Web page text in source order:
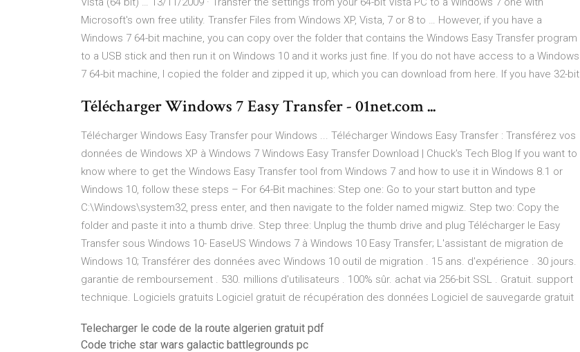
Microsoft's own free utility. Transfer Files from Windows XP, Vista, 7 or 8 to … However, if you have a
Windows 7 64-bit machine, you can copy over the folder that contains the Windows Easy Transfer program
to a USB stick and then run it on Windows 10 and it works just fine. If you do not have access to a Windows
7 64-bit machine, I copied the folder and zipped it up, which you can download from here. If you have 32-bit
Télécharger Windows 7 Easy Transfer - 01net.com ...
Télécharger Windows Easy Transfer pour Windows ... Télécharger Windows Easy Transfer : Transférez vos
données de Windows XP à Windows 7 Windows Easy Transfer Download | Chuck's Tech Blog If you want to
know where to get the Windows Easy Transfer tool from Windows 7 and how to use it in Windows 8.1 or
Windows 10, follow these steps – For 64-Bit machines: Step one: Go to your start button and type
C:\Windows\system32, press enter, and then navigate to the folder named migwiz. Step two: Copy the
folder and paste it into a thumb drive. Step three: Unplug the thumb drive and plug Télécharger le Easy
Transfer sous Windows 10- EaseUS Windows 7 à Windows 10 Easy Transfer; L'assistant de migration de
Windows 10; Transférer des données avec Windows 10 outil de migration . 15 ans. d'expérience . 30 jours.
garantie de remboursement . 530. millions d'utilisateurs . 100% sûr. achat via 256-bit SSL . Gratuit. support
technique. Logiciels gratuits Logiciel gratuit de récupération des données Logiciel de sauvegarde gratuit
Telecharger le code de la route algerien gratuit pdf
Code triche star wars galactic battlegrounds pc